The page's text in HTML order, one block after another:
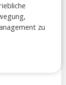
zu